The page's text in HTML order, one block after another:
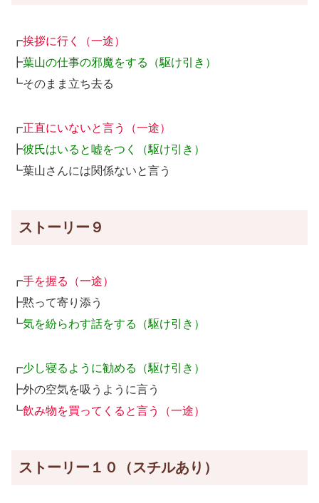
┏挨拶に行く（一途）
┣葉山の仕事の邪魔をする（駆け引き）
┗そのまま立ち去る
┏正直にいないと言う（一途）
┣彼氏はいると嘘をつく（駆け引き）
┗葉山さんには関係ないと言う
ストーリー９
┏手を握る（一途）
┣黙って寄り添う
┗気を紛らわす話をする（駆け引き）
┏少し寝るように勧める（駆け引き）
┣外の空気を吸うように言う
┗飲み物を買ってくると言う（一途）
ストーリー１０（スチルあり）